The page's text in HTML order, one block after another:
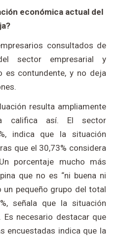
económica actual del
consultados de
sector empresarial y
es contundente, y no deja
resulta ampliamente
califica así. El sector
indica que la situación
que el 30,73% considera
porcentaje mucho más
que no es “ni buena ni
un pequeño grupo del total
señala que la situación
Es necesario destacar que
encuestadas indica que la